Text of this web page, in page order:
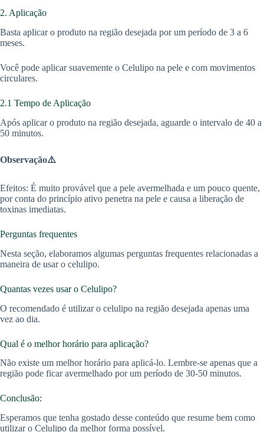
2. Aplicação
Basta aplicar o produto na região desejada por um período de 3 a 6
meses.
Você pode aplicar suavemente o Celulipo na pele e com movimentos
circulares.
2.1 Tempo de Aplicação
Após aplicar o produto na região desejada, aguarde o intervalo de 40 a
50 minutos.
Observação⚠️
Efeitos: É muito provável que a pele avermelhada e um pouco quente,
por conta do princípio ativo penetra na pele e causa a liberação de
toxinas imediatas.
Perguntas frequentes
Nesta seção, elaboramos algumas perguntas frequentes relacionadas a
maneira de usar o celulipo.
Quantas vezes usar o Celulipo?
O recomendado é utilizar o celulipo na região desejada apenas uma
vez ao dia.
Qual é o melhor horário para aplicação?
Não existe um melhor horário para aplicá-lo. Lembre-se apenas que a
região pode ficar avermelhado por um período de 30-50 minutos.
Conclusão:
Esperamos que tenha gostado desse conteúdo que resume bem como
utilizar o Celulipo da melhor forma possível.